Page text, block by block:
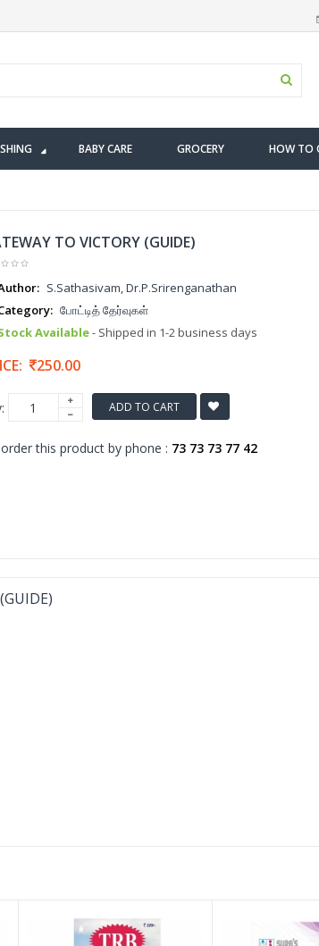
BABY CARE GROCERY HOW TO
TO VICTORY (GUIDE)
S.Sathasivam, Dr.P.Srirenganathan
போட்டித் தேர்வுகள்
Available- Shipped in 1-2 business days
250.00
ADD TO CART
this product by phone : 73 73 73 77 42